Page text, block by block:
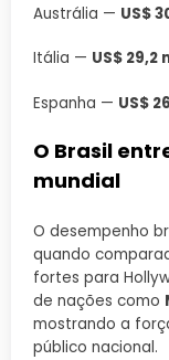
Austrália — US$
Itália — US$ 29,2
Espanha — US$
O Brasil
mundial
O desempenho
quando
fortes para
de nações como
mostrando a
público nacional.